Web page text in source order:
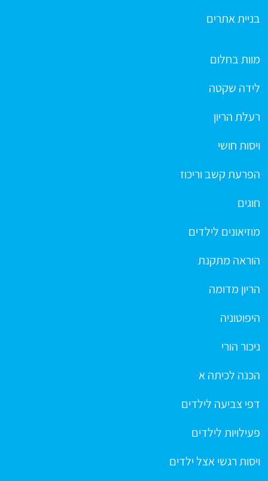
בניית אתרים
מוות בחלום
לידה שקטה
רעלת הריון
ויסות חושי
הפרעת קשב וריכוז
חוגים
מוזיאונים לילדים
הוראה מתקנת
הריון מדומה
היפוטוניה
ניכור הורי
הכנה לכיתה א
דפי צביעה לילדים
פעילויות לילדים
ויסות רגשי אצל ילדים